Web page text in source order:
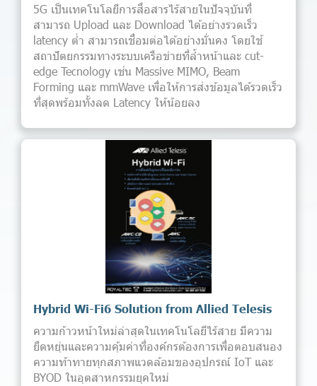
5G เป็นเทคโนโลยีการสื่อสารไร้สายในปัจจุบันที่
สามารถ Upload และ Download ได้อย่างรวดเร็ว
latency ต่ำ สามารถเชื่อมต่อได้อย่างมั่นคง โดยใช้
สถาปัตยกรรมทางระบบเครือข่ายที่ล้ำหน้าและ cut-
edge Tecnology เช่น Massive MIMO, Beam
Forming และ mmWave เพื่อให้การส่งข้อมูลได้รวดเร็ว
ที่สุดพร้อมทั้งลด Latency ให้น้อยลง
Hybrid Wi-Fi6 Solution from Allied Telesis
ความก้าวหน้าใหม่ล่าสุดในเทคโนโลยีไร้สาย มีความ
ยืดหยุ่นและความคุ้มค่าที่องค์กรต้องการเพื่อตอบสนอง
ความท้าทายทุกสภาพแวดล้อมของอุปกรณ์ IoT และ
BYOD ในอุตสาหกรรมยุคใหม่